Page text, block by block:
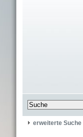
erweiterte Suche